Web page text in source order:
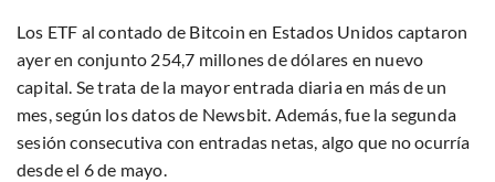
Los ETF al contado de Bitcoin en Estados Unidos captaron
ayer en conjunto 254,7 millones de dólares en nuevo
capital. Se trata de la mayor entrada diaria en más de un
mes, según los datos de Newsbit. Además, fue la segunda
sesión consecutiva con entradas netas, algo que no ocurría
desde el 6 de mayo.